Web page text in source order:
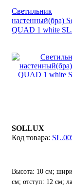
Светильник
настенный(бра)
QUAD 1 white
SOLLUX
Высота: 10 см;
см; отступ: 12 см;